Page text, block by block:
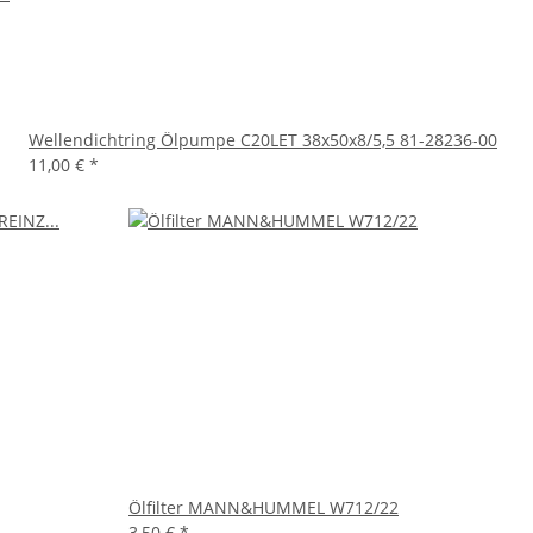
Wellendichtring Ölpumpe C20LET 38x50x8/5,5 81-28236-00
11,00 € *
Ölfilter MANN&HUMMEL W712/22